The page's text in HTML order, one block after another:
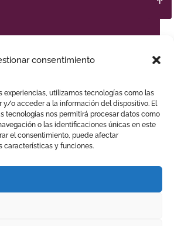
consentimiento
experiencias, utilizamos tecnologías como las
y/o acceder a la información del dispositivo. El
tecnologías nos permitirá procesar datos como
o las identificaciones únicas en este
el consentimiento, puede afectar
características y funciones.
EL MANDO EN
TRES OREJAS Y UNA PUERTA